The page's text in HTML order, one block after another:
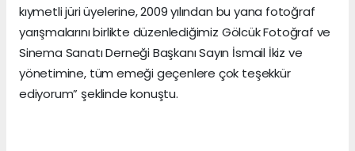
kıymetli jüri üyelerine, 2009 yılından bu yana fotoğraf
yarışmalarını birlikte düzenlediğimiz Gölcük Fotoğraf ve
Sinema Sanatı Derneği Başkanı Sayın İsmail İkiz ve
yönetimine, tüm emeği geçenlere çok teşekkür
ediyorum” şeklinde konuştu.